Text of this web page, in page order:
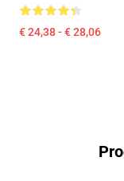
€ 24,38 - € 28,06